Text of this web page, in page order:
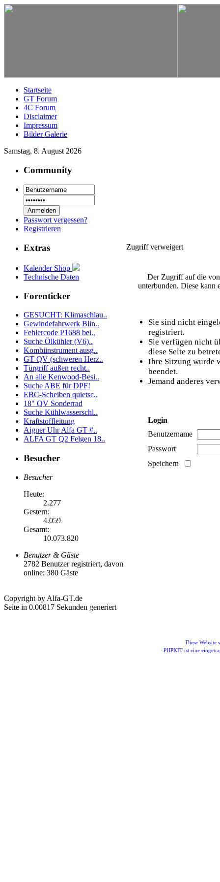
Startseite
GT Forum
4C Forum
Disclaimer
Impressum
Bilder Galerie
Samstag, 8. August 2026
Community
Passwort vergessen?
Registrieren
Extras
Kalender Shop
Technische Daten
Forenticker
GESUCHT: Klimaschlau..
Gewindefahrwerk Blin..
Fehlercode P1688 bei..
Suche Ölkühler (V6)..
Kombiinstrument ausg..
GT QV (schweren Herz..
Türgriff außen recht..
An alle Kenwood-Besi..
Suche ABE für DPF!
EBC-Scheiben quietsc..
18" QV Sonderrad
Suche Kühlwasserschl..
Kraftstoffleitung
Aigner Uhr Alfa GT #..
ALFA GT Q2 Felgen 18..
Besucher
Besucher
Heute:
2.277
Gestern:
4.059
Gesamt:
10.073.820
Benutzer & Gäste
2782 Benutzer registriert, davon
online: 380 Gäste
Zugriff verweigert
Der Zugriff auf die
unterbunden. Diese kann
Sie sind nicht
registriert.
Sie verfügen nicht
diese Seite zu
Ihre Sitzung wurde
beendet.
Jemand anderes
Login
Benutzername
Passwort
Speichern
Copyright by Alfa-GT.de
Seite in 0.00817 Sekunden generiert
Diese Website
PHPKIT ist eine